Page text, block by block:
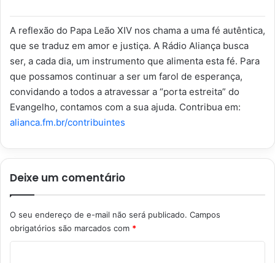
A reflexão do Papa Leão XIV nos chama a uma fé autêntica,
que se traduz em amor e justiça. A Rádio Aliança busca
ser, a cada dia, um instrumento que alimenta esta fé. Para
que possamos continuar a ser um farol de esperança,
convidando a todos a atravessar a “porta estreita” do
Evangelho, contamos com a sua ajuda. Contribua em:
alianca.fm.br/contribuintes
Deixe um comentário
O seu endereço de e-mail não será publicado. Campos
obrigatórios são marcados com *